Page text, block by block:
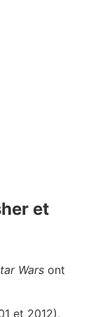
et
Wars ont
et 2012),